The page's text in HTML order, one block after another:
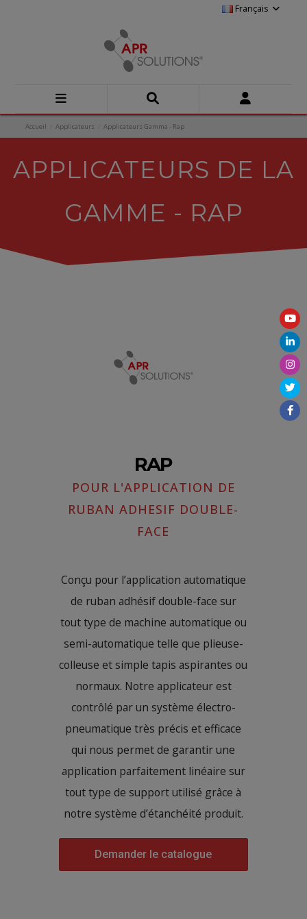
Français
Accueil Applicateurs Applicateurs Gamma - Rap
APPLICATEURS DE LA
GAMME - RAP
RAP
POUR L'APPLICATION DE
RUBAN ADHESIF DOUBLE-
FACE
Conçu pour l’application automatique
de ruban adhésif double-face sur
tout type de machine automatique ou
semi-automatique telle que plieuse-
colleuse et simple tapis aspirantes ou
normaux. Notre applicateur est
contrôlé par un système électro-
pneumatique très précis et efficace
qui nous permet de garantir une
application parfaitement linéaire sur
tout type de support utilisé grâce à
notre système d’étanchéité produit.
Demander le catalogue